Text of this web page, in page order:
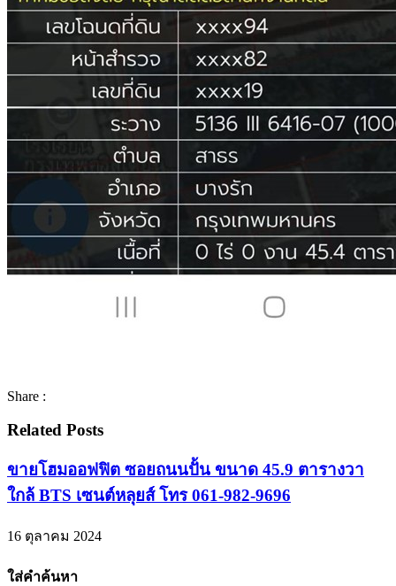
Share :
Related Posts
ขายโฮมออฟฟิต ซอยถนนปั้น ขนาด 45.9 ตารางวา
ใกล้ BTS เซนต์หลุยส์ โทร 061-982-9696
16 ตุลาคม 2024
ใส่คำค้นหา